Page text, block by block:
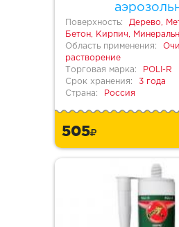
Поверхность:
Дерево,
Бетон, Кирпич,
Область применения:
растворение
Торговая марка:
POLI-R
Срок хранения:
3 года
Страна:
Россия
505